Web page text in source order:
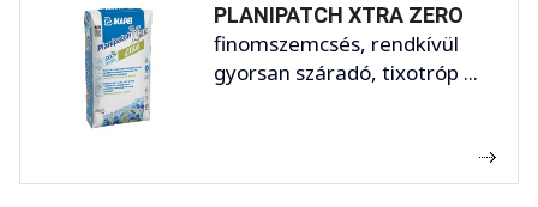
PLANIPATCH XTRA ZERO
finomszemcsés, rendkívül
gyorsan száradó, tixotróp ...